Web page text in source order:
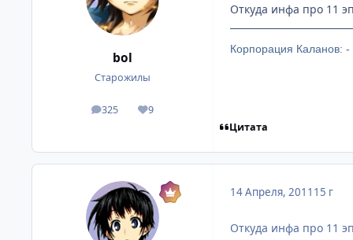
bol
Старожилы
325
посты 9
Репутация
Откуда инфа про 11
Корпорация Каланов: -
Цитата
14 Апреля, 2011 15 г
Откуда инфа про 11